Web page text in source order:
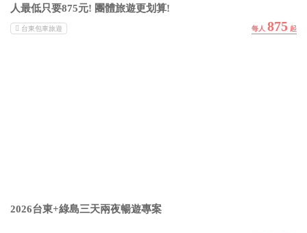
人最低只要875元! 團體旅遊更划算!
台東包車旅遊 875
2026台東+綠島三天兩夜暢遊專案